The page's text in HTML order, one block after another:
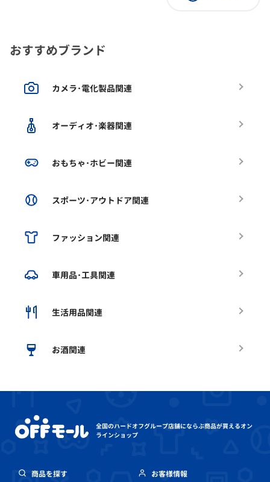
おすすめブランド
カメラ･電化製品関連
オーディオ･楽器関連
おもちゃ･ホビー関連
スポーツ･アウトドア関連
ファッション関連
車用品･工具関連
生活用品関連
お酒関連
全国のハードオフグループ店舗にならぶ商品が買えるオン
ラインショップ
商品を探す お客様情報